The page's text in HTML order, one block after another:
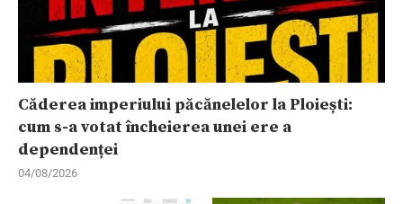
Căderea imperiului păcănelelor la Ploiești:
cum s-a votat încheierea unei ere a
dependenței
04/08/2026